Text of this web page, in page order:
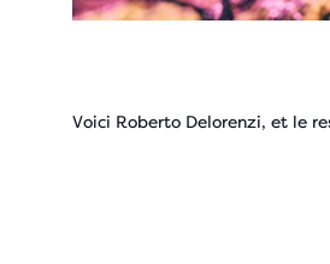
Voici Roberto Delorenzi, et le